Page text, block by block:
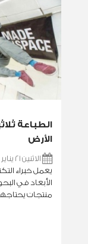
الطباعة
الأرض
الاثنين 21 يناير 2019 6:08 م
يعمل خبراء
الأبعاد في
منتجات